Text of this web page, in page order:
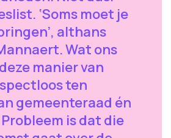
‘Soms moet je
althans
Wat ons
manier van
ten
gemeenteraad én
is dat die